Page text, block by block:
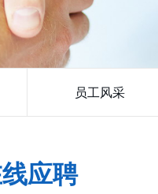
员工风采
应聘